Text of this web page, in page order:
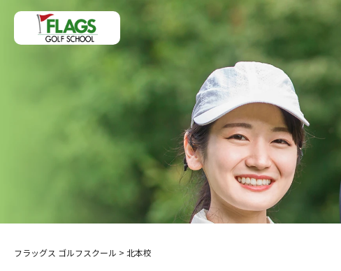
フラッグス ゴルフスクール > 北本校